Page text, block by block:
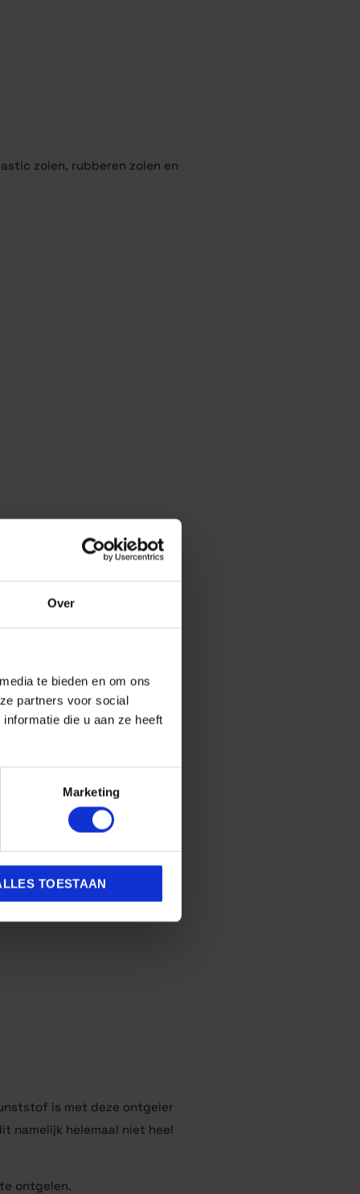
Over
te bieden en om ons
partners voor social
die u aan ze heeft
Marketing
TOESTAAN
zolen, rubberen zolen en
nog een keer.
is met deze ontgeler
namelijk helemaal niet heel
ontgelen.